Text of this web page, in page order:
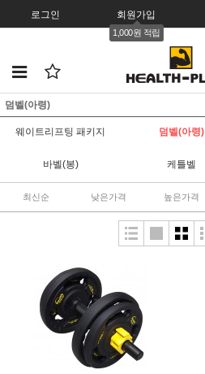
로그인 회원가입
1,000원 적립
덤벨(아령)
웨이트리프팅 패키지 덤벨(아령)
바벨(봉) 케틀벨
최신순 낮은가격 높은가격